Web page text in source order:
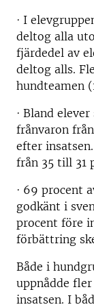
· I
deltog alla
fjärdedel av
deltog alls.
hundteamen
· Bland
frånvaron
efter
från 35 till 31
· 69 procent
godkänt i
procent före
förbättring
Både i
uppnådde
insatsen. I